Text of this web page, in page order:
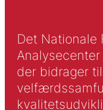
Det Nationale
der bidrager